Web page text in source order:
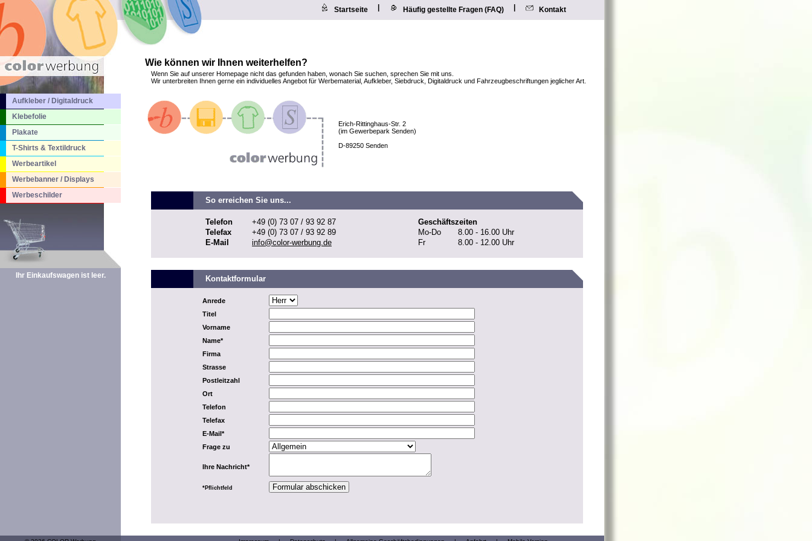
Startseite Häufig gestellte Fragen (FAQ) Kontakt
Aufkleber / Digitaldruck
Klebefolie
Plakate
T-Shirts & Textildruck
Werbeartikel
Werbebanner / Displays
Werbeschilder
Ihr Einkaufswagen ist leer.
Wie können wir Ihnen weiterhelfen?
Wenn Sie auf unserer Homepage nicht das gefunden haben, wonach Sie suchen, sprechen Sie mit uns.
Wir unterbreiten Ihnen gerne ein individuelles Angebot für Werbematerial, Aufkleber, Siebdruck, Digitaldruck und Fahrzeugbeschriftungen jeglicher Art.
Erich-Rittinghaus-Str. 2
(im Gewerbepark Senden)
D-89250 Senden
So erreichen Sie uns...
Telefon +49 (0) 73 07 / 93 92 87
Geschäftszeiten
Telefax
+49 (0) 73 07 / 93 92 89 Mo-Do
8.00 - 16.00 Uhr
E-Mail
info@color-werbung.de Fr 8.00 - 12.00 Uhr
Kontaktformular
Anrede
Titel
Vorname
Name*
Firma
Strasse
Postleitzahl
Ort
Telefon
Telefax
E-Mail*
Frage zu
Ihre Nachricht*
*Pflichtfeld